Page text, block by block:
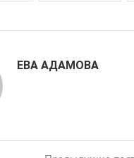
ЕВА АДАМОВА